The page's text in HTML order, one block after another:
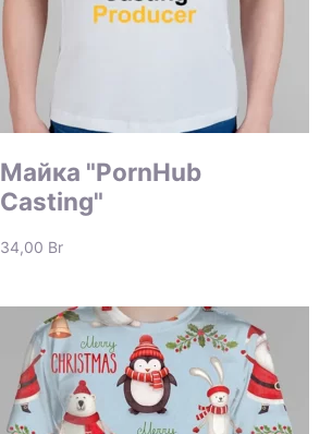
Майка "PornHub
Casting"
34,00 Br